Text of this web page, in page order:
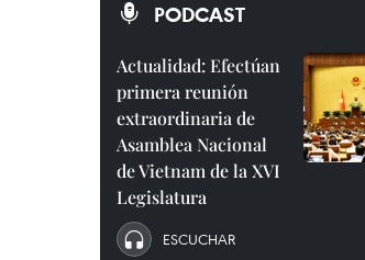
PODCAST
Actualidad: Efectúan
primera reunión
extraordinaria de
Asamblea Nacional
de Vietnam de la XVI
Legislatura
ESCUCHAR